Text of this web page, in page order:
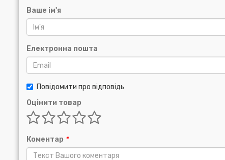
Ваше ім'я
Електронна пошта
Повідомити про відповідь
Оцінити товар
Коментар *